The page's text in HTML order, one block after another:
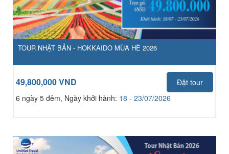
TOUR NHẬT BẢN - HOKKAIDO MÙA HÈ 2026
49,800,000 VND
Đặt tour
6 ngày 5 đêm, Ngày khởi hành: 18 - 23/07/2026